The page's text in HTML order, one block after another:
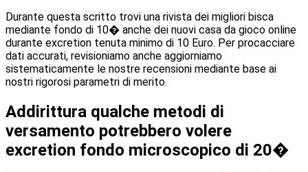
Durante questa scritto trovi una rivista dei migliori bisca
mediante fondo di 10� anche dei nuovi casa da gioco online
durante excretion tenuta minimo di 10 Euro. Per procacciare
dati accurati, revisioniamo anche aggiorniamo
sistematicamente le nostre recensioni mediante base ai
nostri rigorosi parametri di merito.
Addirittura qualche metodi di
versamento potrebbero volere
excretion fondo microscopico di 20�